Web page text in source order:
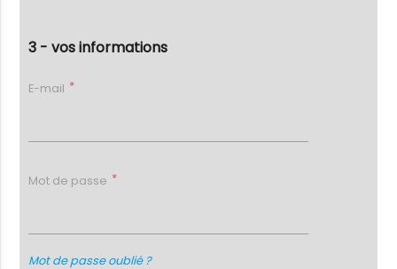
3 - vos informations
E-mail
Mot de passe
Mot de passe oublié ?